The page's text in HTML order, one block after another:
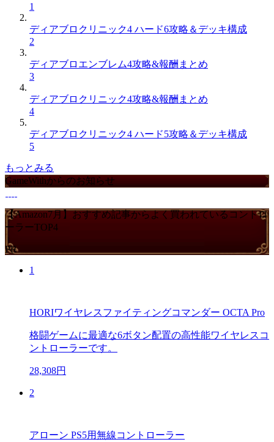
1
ディアブロクリニック4 ハード6攻略＆デッキ構成
2
ディアブロエンブレム4攻略&報酬まとめ
3
ディアブロクリニック4攻略&報酬まとめ
4
ディアブロクリニック4 ハード5攻略＆デッキ構成
5
もっとみる
GameWithからのお知らせ
【Amazon7月】おすすめ記事からよく買われているコントロ
ーラーTOP4
PR
1
HORIワイヤレスファイティングコマンダー OCTA Pro
格闘ゲームに最適な6ボタン配置の高性能ワイヤレスコ
ントローラーです。
28,308円
2
アローン PS5用無線コントローラー